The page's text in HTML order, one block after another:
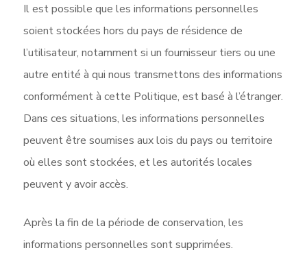
Il est possible que les informations personnelles
soient stockées hors du pays de résidence de
l’utilisateur, notamment si un fournisseur tiers ou une
autre entité à qui nous transmettons des informations
conformément à cette Politique, est basé à l’étranger.
Dans ces situations, les informations personnelles
peuvent être soumises aux lois du pays ou territoire
où elles sont stockées, et les autorités locales
peuvent y avoir accès.
Après la fin de la période de conservation, les
informations personnelles sont supprimées.